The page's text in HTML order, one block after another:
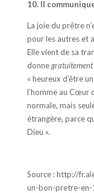
10. Il
La joie du prêtre
pour les autres et
Elle vient de sa
donnegratuitement
« heureux d’être
l’homme au Cœur
normale, mais
étrangère, parce
Dieu ».
Source : http://
un-bon-pretre-